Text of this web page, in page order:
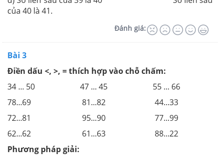
của 40 là 41.
Đánh giá:
Bài 3
Điền dấu <, >, = thích hợp vào chỗ chấm:
34 ... 50 47 ... 45 55 ... 66
78...69 81...82 44...33
72...81 95...90 77...99
62...62 61...63 88...22
Phương pháp giải: